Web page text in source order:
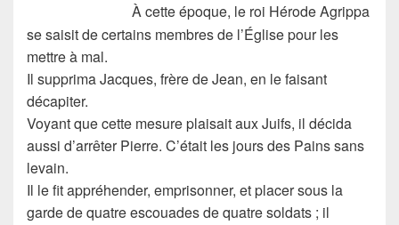
À cette époque, le roi Hérode Agrippa
se saisit de certains membres de l’Église pour les
mettre à mal.
Il supprima Jacques, frère de Jean, en le faisant
décapiter.
Voyant que cette mesure plaisait aux Juifs, il décida
aussi d’arrêter Pierre. C’était les jours des Pains sans
levain.
Il le fit appréhender, emprisonner, et placer sous la
garde de quatre escouades de quatre soldats ; il